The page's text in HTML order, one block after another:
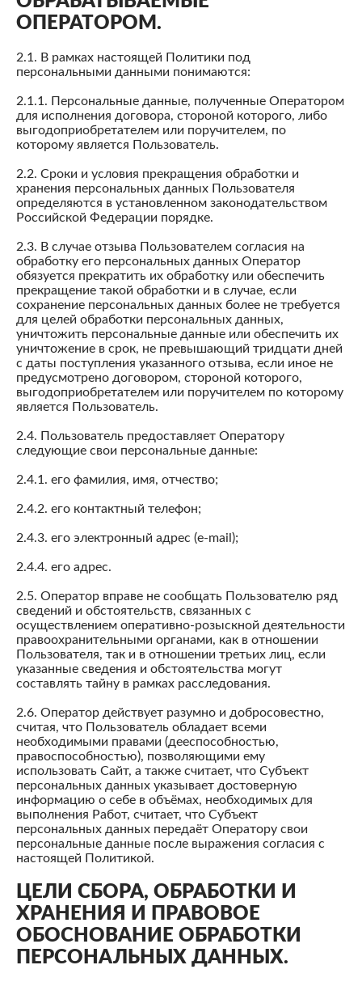
ОПЕРАТОРОМ.
2.1. В рамках настоящей Политики под
персональными данными понимаются:
2.1.1. Персональные данные, полученные Оператором
для исполнения договора, стороной которого, либо
выгодоприобретателем или поручителем, по
которому является Пользователь.
2.2. Сроки и условия прекращения обработки и
хранения персональных данных Пользователя
определяются в установленном законодательством
Российской Федерации порядке.
2.3. В случае отзыва Пользователем согласия на
обработку его персональных данных Оператор
обязуется прекратить их обработку или обеспечить
прекращение такой обработки и в случае, если
сохранение персональных данных более не требуется
для целей обработки персональных данных,
уничтожить персональные данные или обеспечить их
уничтожение в срок, не превышающий тридцати дней
с даты поступления указанного отзыва, если иное не
предусмотрено договором, стороной которого,
выгодоприобретателем или поручителем по которому
является Пользователь.
2.4. Пользователь предоставляет Оператору
следующие свои персональные данные:
2.4.1. его фамилия, имя, отчество;
2.4.2. его контактный телефон;
2.4.3. его электронный адрес (e-mail);
2.4.4. его адрес.
2.5. Оператор вправе не сообщать Пользователю ряд
сведений и обстоятельств, связанных с
осуществлением оперативно-розыскной деятельности
правоохранительными органами, как в отношении
Пользователя, так и в отношении третьих лиц, если
указанные сведения и обстоятельства могут
составлять тайну в рамках расследования.
2.6. Оператор действует разумно и добросовестно,
считая, что Пользователь обладает всеми
необходимыми правами (дееспособностью,
правоспособностью), позволяющими ему
использовать Сайт, а также считает, что Субъект
персональных данных указывает достоверную
информацию о себе в объёмах, необходимых для
выполнения Работ, считает, что Субъект
персональных данных передаёт Оператору свои
персональные данные после выражения согласия с
настоящей Политикой.
ЦЕЛИ СБОРА, ОБРАБОТКИ И
ХРАНЕНИЯ И ПРАВОВОЕ
ОБОСНОВАНИЕ ОБРАБОТКИ
ПЕРСОНАЛЬНЫХ ДАННЫХ.